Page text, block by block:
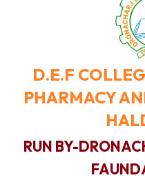
D.E.F
PHARMACY
RUN BY-